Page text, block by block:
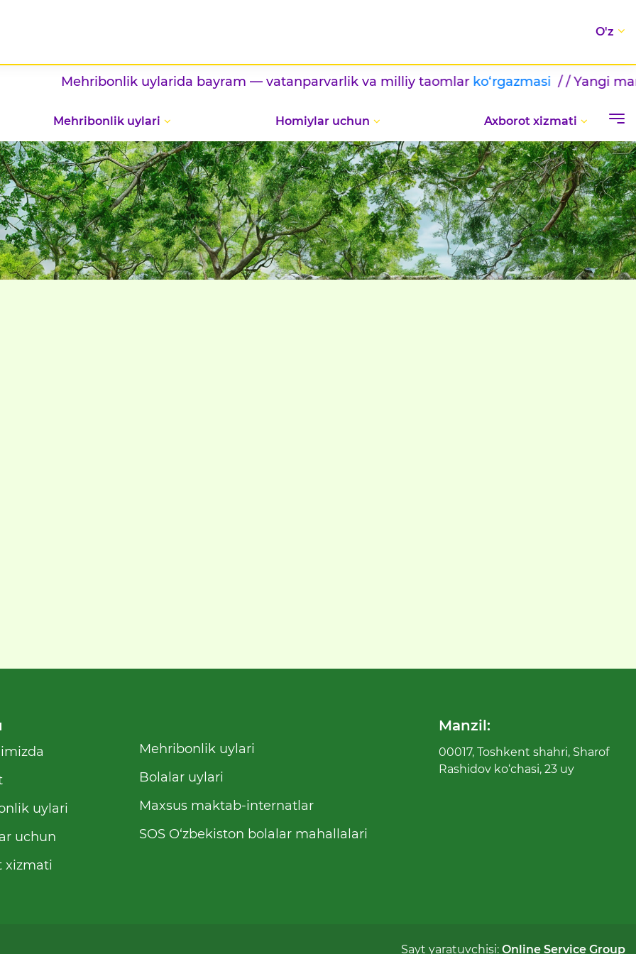
O'z
Mehribonlik uylarida bayram — vatanparvarlik va milliy taomlarko‘rgazmasi/ / Yangi
Mehribonlik uylari Homiylar uchun Axborot xizmati
uylari
uchun
xizmati
Mehribonlik uylari
Bolalar uylari
Maxsus maktab-internatlar
SOS O‘zbekiston bolalar mahallalari
Manzil:
00017, Toshkent shahri, Sharof
Rashidov ko‘chasi, 23 uy
Sayt yaratuvchisi: Online Service Group